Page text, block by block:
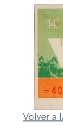
Volver a